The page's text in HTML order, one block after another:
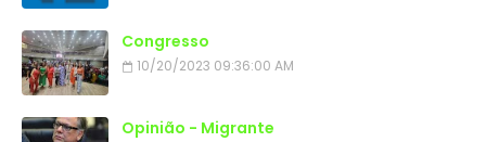
Congresso
10/20/2023 09:36:00 AM
Opinião - Migrante